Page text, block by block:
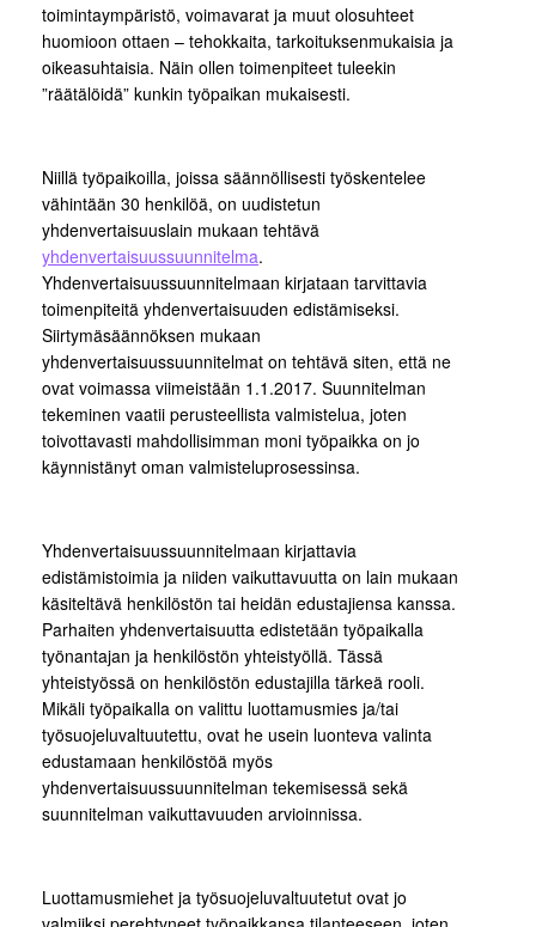
toimintaympäristö, voimavarat ja muut olosuhteet
huomioon ottaen – tehokkaita, tarkoituksenmukaisia ja
oikeasuhtaisia. Näin ollen toimenpiteet tuleekin
”räätälöidä” kunkin työpaikan mukaisesti.
Niillä työpaikoilla, joissa säännöllisesti työskentelee
vähintään 30 henkilöä, on uudistetun
yhdenvertaisuuslain mukaan tehtävä
yhdenvertaisuussuunnitelma.
Yhdenvertaisuussuunnitelmaan kirjataan tarvittavia
toimenpiteitä yhdenvertaisuuden edistämiseksi.
Siirtymäsäännöksen mukaan
yhdenvertaisuussuunnitelmat on tehtävä siten, että ne
ovat voimassa viimeistään 1.1.2017. Suunnitelman
tekeminen vaatii perusteellista valmistelua, joten
toivottavasti mahdollisimman moni työpaikka on jo
käynnistänyt oman valmisteluprosessinsa.
Yhdenvertaisuussuunnitelmaan kirjattavia
edistämistoimia ja niiden vaikuttavuutta on lain mukaan
käsiteltävä henkilöstön tai heidän edustajiensa kanssa.
Parhaiten yhdenvertaisuutta edistetään työpaikalla
työnantajan ja henkilöstön yhteistyöllä. Tässä
yhteistyössä on henkilöstön edustajilla tärkeä rooli.
Mikäli työpaikalla on valittu luottamusmies ja/tai
työsuojeluvaltuutettu, ovat he usein luonteva valinta
edustamaan henkilöstöä myös
yhdenvertaisuussuunnitelman tekemisessä sekä
suunnitelman vaikuttavuuden arvioinnissa.
Luottamusmiehet ja työsuojeluvaltuutetut ovat jo